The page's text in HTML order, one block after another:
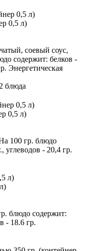
0,5 л)
соевый соус,
содержит: белков -
Энергетическая
блюда
0,5 л)
100 гр. блюдо
углеводов - 20,4 гр.
блюдо содержит:
- 18.6 гр.